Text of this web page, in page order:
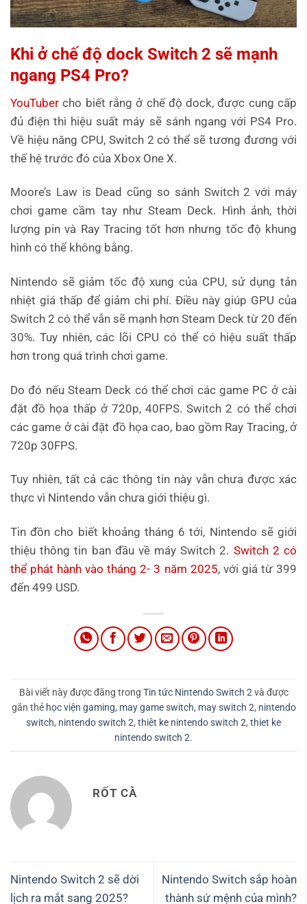
Khi ở chế độ dock Switch 2 sẽ mạnh
ngang PS4 Pro?
YouTuber cho biết rằng ở chế độ dock, được cung cấp
đủ điện thì hiệu suất máy sẽ sánh ngang với PS4 Pro.
Về hiệu năng CPU, Switch 2 có thể sẽ tương đương với
thế hệ trước đó của Xbox One X.
Moore’s Law is Dead cũng so sánh Switch 2 với máy
chơi game cầm tay như Steam Deck. Hình ảnh, thời
lượng pin và Ray Tracing tốt hơn nhưng tốc độ khung
hình có thể không bằng.
Nintendo sẽ giảm tốc độ xung của CPU, sử dụng tản
nhiệt giá thấp để giảm chi phí. Điều này giúp GPU của
Switch 2 có thể vẫn sẽ mạnh hơn Steam Deck từ 20 đến
30%. Tuy nhiên, các lõi CPU có thể có hiệu suất thấp
hơn trong quá trình chơi game.
Do đó nếu Steam Deck có thể chơi các game PC ở cài
đặt đồ họa thấp ở 720p, 40FPS. Switch 2 có thể chơi
các game ở cài đặt đồ họa cao, bao gồm Ray Tracing, ở
720p 30FPS.
Tuy nhiên, tất cả các thông tin này vẫn chưa được xác
thực vì Nintendo vẫn chưa giới thiệu gì.
Tin đồn cho biết khoảng tháng 6 tới, Nintendo sẽ giới
thiệu thông tin ban đầu về máy Switch 2. Switch 2 có
thể phát hành vào tháng 2- 3 năm 2025, với giá từ 399
đến 499 USD.
Bài viết này được đăng trong Tin tức Nintendo Switch 2 và được
gắn thẻ học viện gaming, may game switch, may switch 2, nintendo
switch, nintendo switch 2, thiêt ke nintendo switch 2, thiet ke
nintendo switch 2.
RỐT CÀ
Nintendo Switch 2 sẽ dời
lịch ra mắt sang 2025?
Nintendo Switch sắp hoàn
thành sứ mệnh của mình?